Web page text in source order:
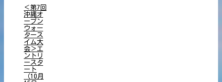
＜第7回
沖縄オ
ープン
ウォー
タース
イム大
会＞エ
ントリ
ースタ
ート
（10月